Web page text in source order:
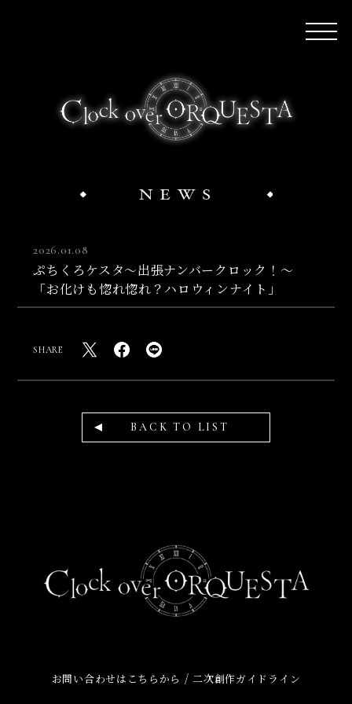
2026.01.08
ぷちくろケスタ〜出張ナンバークロック！〜
「お化けも惚れ惚れ？ハロウィンナイト」
SHARE
BACK TO LIST
お問い合わせはこちらから /二次創作ガイドライン